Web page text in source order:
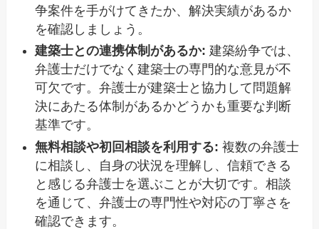
争案件を手がけてきたか、解決実績があるか
を確認しましょう。
建築士との連携体制があるか: 建築紛争では、
弁護士だけでなく建築士の専門的な意見が不
可欠です。弁護士が建築士と協力して問題解
決にあたる体制があるかどうかも重要な判断
基準です。
無料相談や初回相談を利用する: 複数の弁護士
に相談し、自身の状況を理解し、信頼できる
と感じる弁護士を選ぶことが大切です。相談
を通じて、弁護士の専門性や対応の丁寧さを
確認できます。